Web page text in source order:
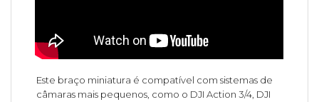
Este braço miniatura é compatível com sistemas de
câmaras mais pequenos, como o DJI Action 3/4, DJI